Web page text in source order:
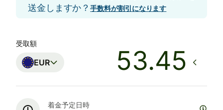
送金しますか？手数料が割引になります
受取額
EUR
着金予定日時